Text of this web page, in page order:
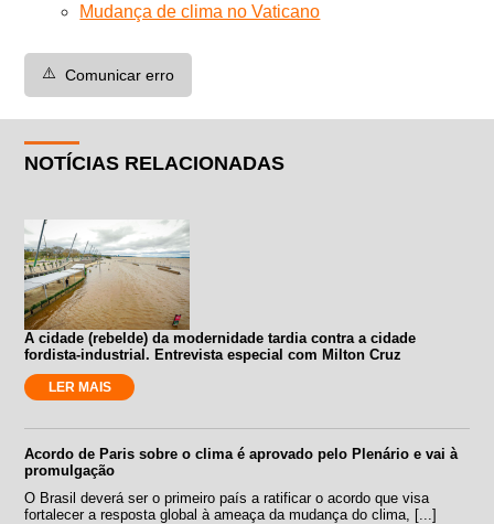
Mudança de clima no Vaticano
⚠️ Comunicar erro
NOTÍCIAS RELACIONADAS
A cidade (rebelde) da modernidade tardia contra a cidade
fordista-industrial. Entrevista especial com Milton Cruz
LER MAIS
Acordo de Paris sobre o clima é aprovado pelo Plenário e vai à
promulgação
O Brasil deverá ser o primeiro país a ratificar o acordo que visa
fortalecer a resposta global à ameaça da mudança do clima, [...]